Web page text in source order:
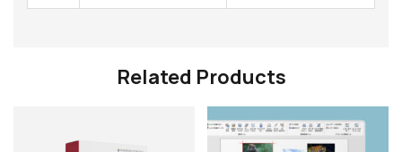
Related Products